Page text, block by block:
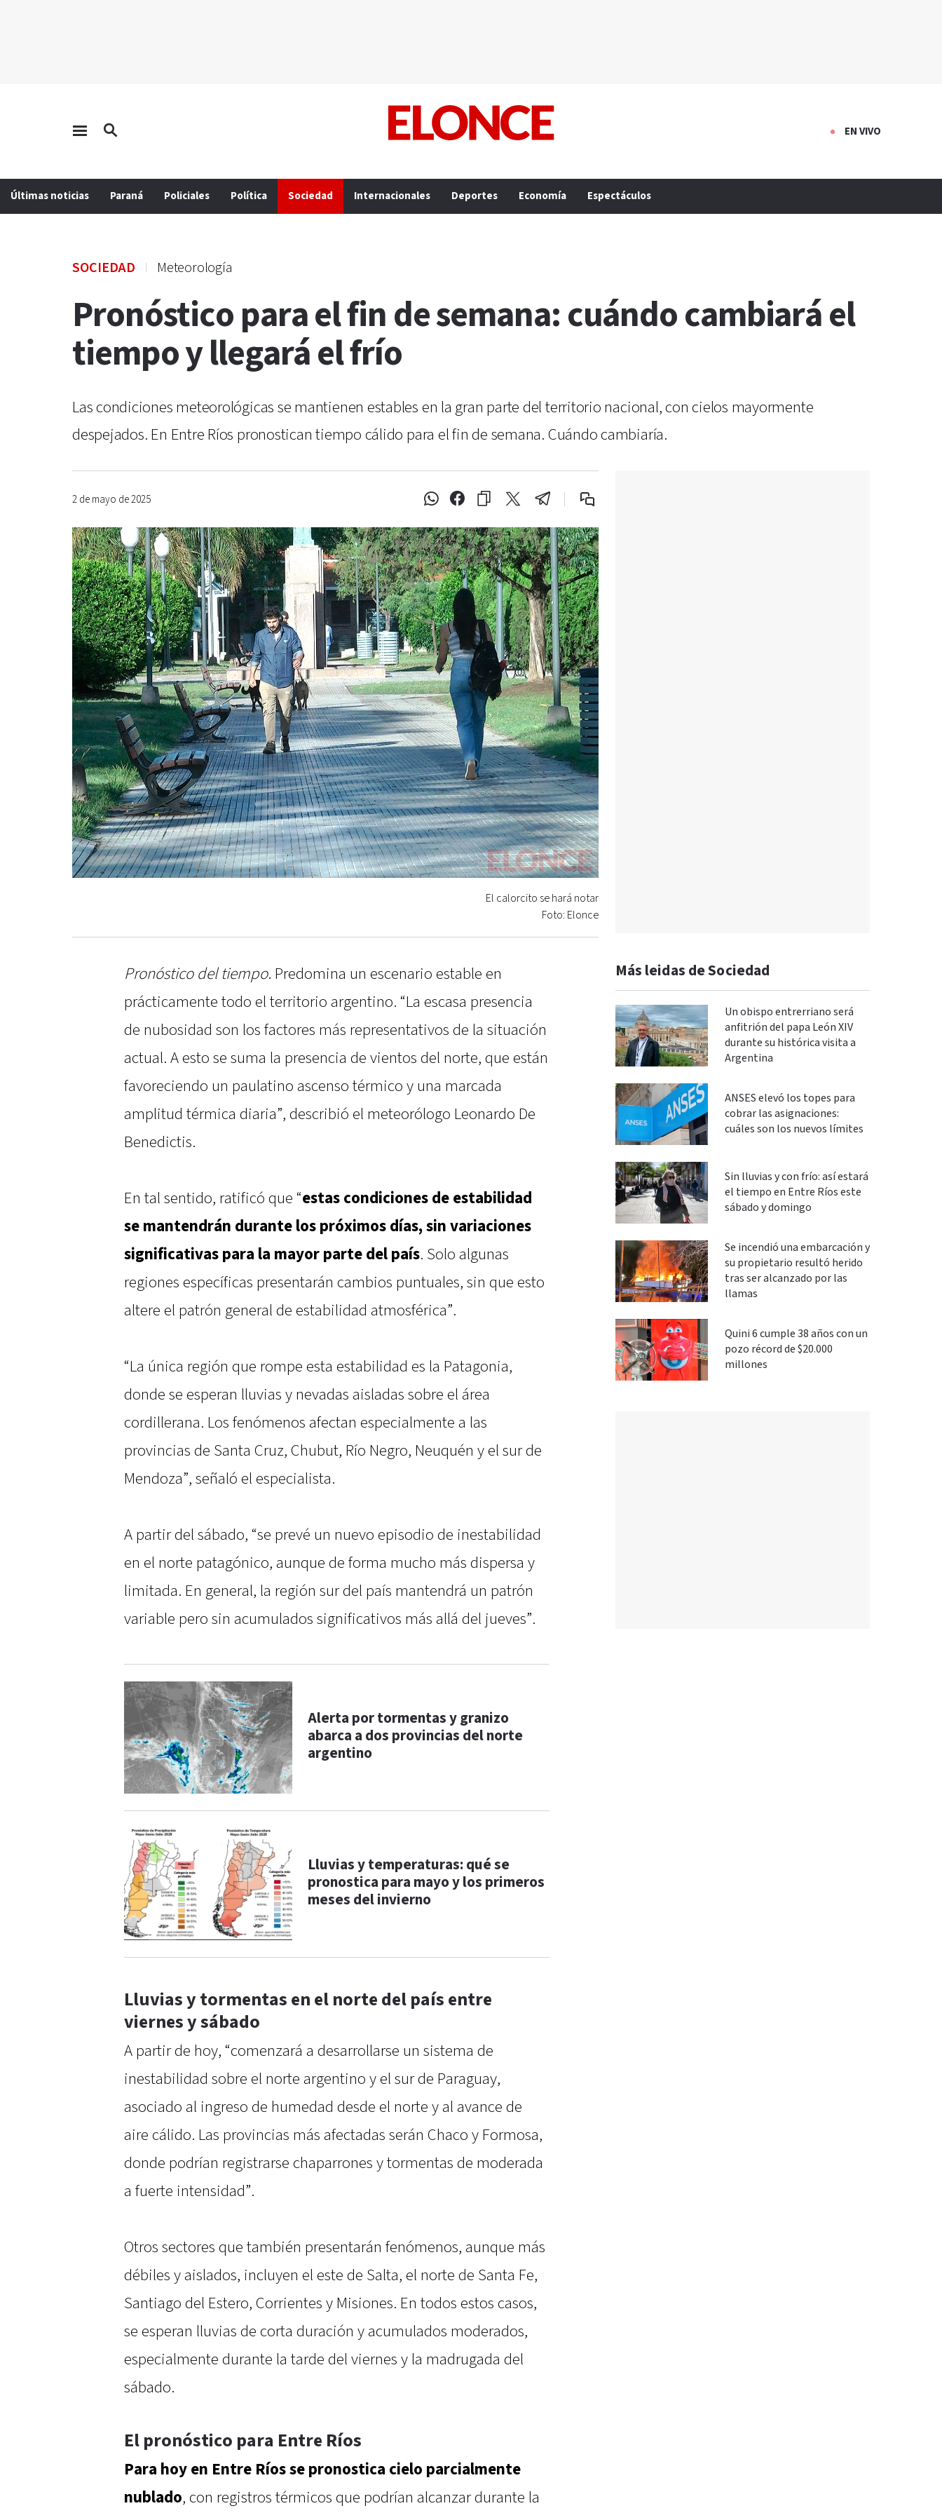
EN VIVO
Últimas noticias Paraná Policiales Política Sociedad Internacionales Deportes Economía Espectáculos
SOCIEDAD Meteorología
Pronóstico para el fin de semana: cuándo cambiará el
tiempo y llegará el frío
Las condiciones meteorológicas se mantienen estables en la gran parte del territorio nacional, con cielos mayormente
despejados. En Entre Ríos pronostican tiempo cálido para el fin de semana. Cuándo cambiaría.
2 de mayo de 2025
El calorcito se hará notar
Foto: Elonce
Pronóstico del tiempo. Predomina un escenario estable en
prácticamente todo el territorio argentino. “La escasa presencia
de nubosidad son los factores más representativos de la situación
actual. A esto se suma la presencia de vientos del norte, que están
favoreciendo un paulatino ascenso térmico y una marcada
amplitud térmica diaria”, describió el meteorólogo Leonardo De
Benedictis.
En tal sentido, ratificó que “estas condiciones de estabilidad
se mantendrán durante los próximos días, sin variaciones
significativas para la mayor parte del país. Solo algunas
regiones específicas presentarán cambios puntuales, sin que esto
altere el patrón general de estabilidad atmosférica”.
“La única región que rompe esta estabilidad es la Patagonia,
donde se esperan lluvias y nevadas aisladas sobre el área
cordillerana. Los fenómenos afectan especialmente a las
provincias de Santa Cruz, Chubut, Río Negro, Neuquén y el sur de
Mendoza”, señaló el especialista.
A partir del sábado, “se prevé un nuevo episodio de inestabilidad
en el norte patagónico, aunque de forma mucho más dispersa y
limitada. En general, la región sur del país mantendrá un patrón
variable pero sin acumulados significativos más allá del jueves”.
Alerta por tormentas y granizo
abarca a dos provincias del norte
argentino
Lluvias y temperaturas: qué se
pronostica para mayo y los primeros
meses del invierno
Lluvias y tormentas en el norte del país entre
viernes y sábado
A partir de hoy, “comenzará a desarrollarse un sistema de
inestabilidad sobre el norte argentino y el sur de Paraguay,
asociado al ingreso de humedad desde el norte y al avance de
aire cálido. Las provincias más afectadas serán Chaco y Formosa,
donde podrían registrarse chaparrones y tormentas de moderada
a fuerte intensidad”.
Otros sectores que también presentarán fenómenos, aunque más
débiles y aislados, incluyen el este de Salta, el norte de Santa Fe,
Santiago del Estero, Corrientes y Misiones. En todos estos casos,
se esperan lluvias de corta duración y acumulados moderados,
especialmente durante la tarde del viernes y la madrugada del
sábado.
El pronóstico para Entre Ríos
Para hoy en Entre Ríos se pronostica cielo parcialmente
nublado, con registros térmicos que podrían alcanzar durante la
Más leidas de Sociedad
Un obispo entrerriano será
anfitrión del papa León XIV
durante su histórica visita a
Argentina
ANSES elevó los topes para
cobrar las asignaciones:
cuáles son los nuevos límites
Sin lluvias y con frío: así estará
el tiempo en Entre Ríos este
sábado y domingo
Se incendió una embarcación y
su propietario resultó herido
tras ser alcanzado por las
llamas
Quini 6 cumple 38 años con un
pozo récord de $20.000
millones